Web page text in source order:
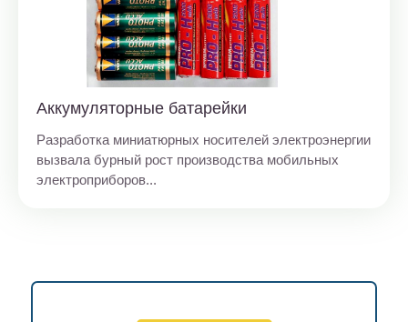
Аккумуляторные батарейки
Разработка миниатюрных носителей электроэнергии
вызвала бурный рост производства мобильных
электроприборов...